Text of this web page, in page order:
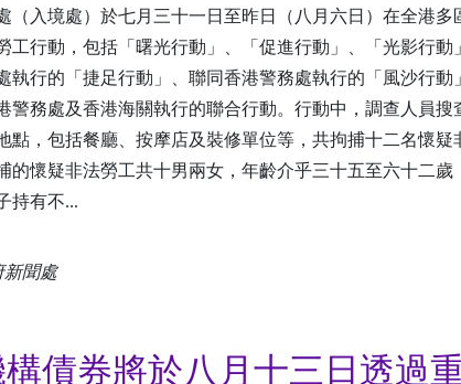
（入境處）於七月三十一日至昨日（八月六日）在全港多
工行動，包括「曙光行動」、「促進行動」、「光影行動
執行的「捷足行動」、聯同香港警務處執行的「風沙行動
警務處及香港海關執行的聯合行動。行動中，調查人員搜
點，包括餐廳、按摩店及裝修單位等，共拘捕十二名懷疑
的懷疑非法勞工共十男兩女，年齡介乎三十五至六十二歲
持有不...
新聞處
債券將於八月十三日透過